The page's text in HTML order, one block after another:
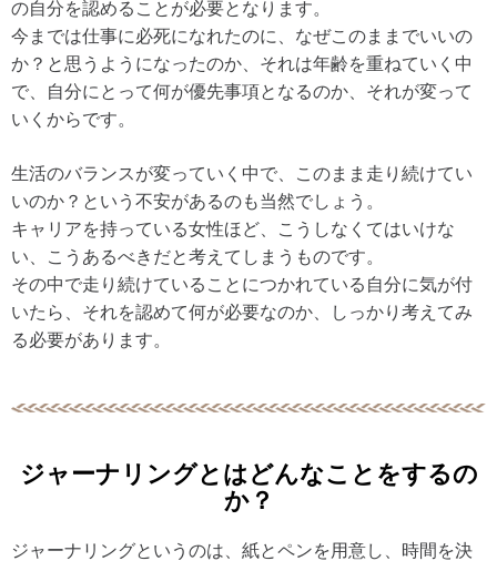
の自分を認めることが必要となります。
今までは仕事に必死になれたのに、なぜこのままでいいの
か？と思うようになったのか、それは年齢を重ねていく中
で、自分にとって何が優先事項となるのか、それが変って
いくからです。
生活のバランスが変っていく中で、このまま走り続けてい
いのか？という不安があるのも当然でしょう。
キャリアを持っている女性ほど、こうしなくてはいけな
い、こうあるべきだと考えてしまうものです。
その中で走り続けていることにつかれている自分に気が付
いたら、それを認めて何が必要なのか、しっかり考えてみ
る必要があります。
ジャーナリングとはどんなことをするの
か？
ジャーナリングというのは、紙とペンを用意し、時間を決